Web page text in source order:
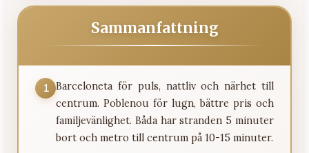
Sammanfattning
1 Barceloneta för puls, nattliv och närhet till
centrum. Poblenou för lugn, bättre pris och
familjevänlighet. Båda har stranden 5 minuter
bort och metro till centrum på 10-15 minuter.